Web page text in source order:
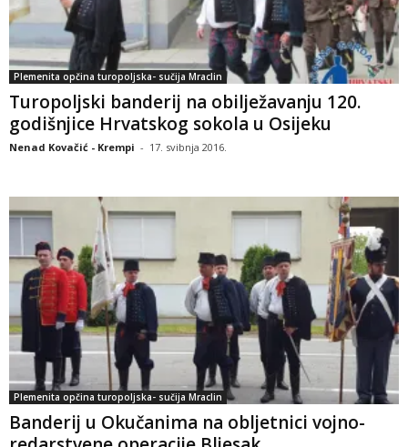
Plemenita opčina turopoljska- sučija Mraclin
Turopoljski banderij na obilježavanju 120.
godišnjice Hrvatskog sokola u Osijeku
Nenad Kovačić - Krempi - 17. svibnja 2016.
Plemenita opčina turopoljska- sučija Mraclin
Banderij u Okučanima na obljetnici vojno-